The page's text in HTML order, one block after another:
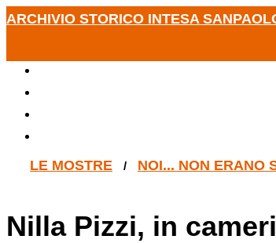
ARCHIVIO STORICO INTESA
LE MOSTRE / NOI... NON ERANO
Nilla Pizzi, in